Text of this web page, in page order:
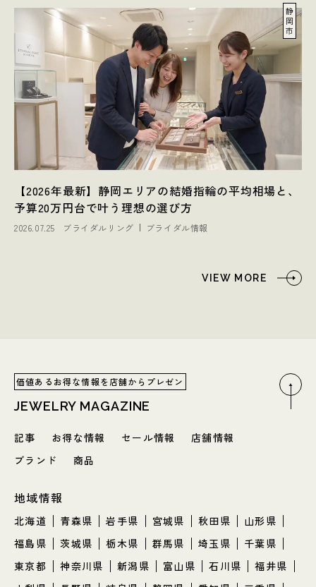
静
岡
市
【2026年最新】静岡エリアの結婚指輪の平均相場と、
予算20万円台で叶う理想の選び方
2026.07.25 ブライダルリング ブライダル情報
VIEW MORE
価値あるお得な情報を店舗からプレゼン
JEWELRY MAGAZINE
記事 お得な情報 セール情報
店舗情報
ブランド
商品
地域情報
北海道 青森県 岩手県 宮城県 秋田県
山形県
福島県
茨城県 栃木県 群馬県 埼玉県
千葉県
東京都
神奈川県 新潟県 富山県 石川県
福井県